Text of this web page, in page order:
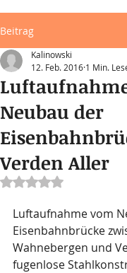
Beitrag
Neubau der
Verden Aller
Kalinowski
12. Feb. 2016 1 Min.
Mit NaN von 5
Luftaufnahme vom
Eisenbahnbrücke
Wahnebergen und
fugenlose